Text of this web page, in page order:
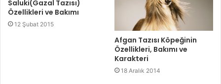
Saluki(Gazal Tazısı)
Özellikleri ve Bakımı
12 Şubat 2015
Afgan Tazısı Köpeğinin
Özellikleri, Bakımı ve
Karakteri
18 Aralık 2014